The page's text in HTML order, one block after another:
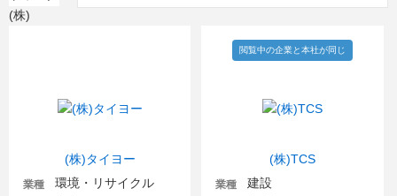
(株)タイヨー
業種 環境・リサイクル
(株)TCS
閲覧中の企業と本社が同じ
業種 建設